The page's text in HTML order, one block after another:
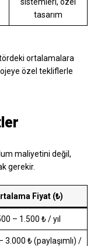
tasarım
ortalamalara
özel tekliflerle
maliyetini değil,
gerekir.
Fiyat (₺)
– 1.500 ₺ / yıl
3.000 ₺ (paylaşımlı) /